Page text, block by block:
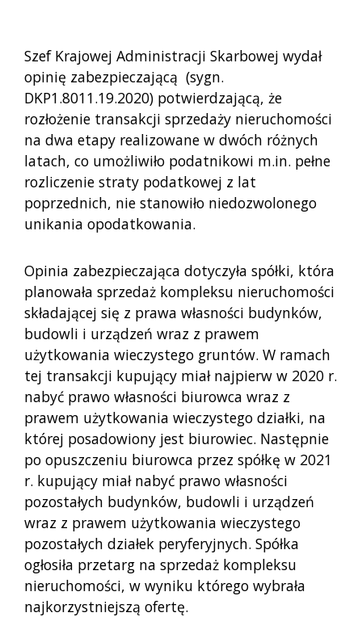
Szef Krajowej Administracji Skarbowej wydał
opinię zabezpieczającą (sygn.
DKP1.8011.19.2020) potwierdzającą, że
rozłożenie transakcji sprzedaży nieruchomości
na dwa etapy realizowane w dwóch różnych
latach, co umożliwiło podatnikowi m.in. pełne
rozliczenie straty podatkowej z lat
poprzednich, nie stanowiło niedozwolonego
unikania opodatkowania.
Opinia zabezpieczająca dotyczyła spółki, która
planowała sprzedaż kompleksu nieruchomości
składającej się z prawa własności budynków,
budowli i urządzeń wraz z prawem
użytkowania wieczystego gruntów. W ramach
tej transakcji kupujący miał najpierw w 2020 r.
nabyć prawo własności biurowca wraz z
prawem użytkowania wieczystego działki, na
której posadowiony jest biurowiec. Następnie
po opuszczeniu biurowca przez spółkę w 2021
r. kupujący miał nabyć prawo własności
pozostałych budynków, budowli i urządzeń
wraz z prawem użytkowania wieczystego
pozostałych działek peryferyjnych. Spółka
ogłosiła przetarg na sprzedaż kompleksu
nieruchomości, w wyniku którego wybrała
najkorzystniejszą ofertę.